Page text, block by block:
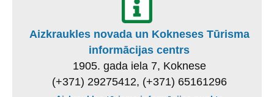
Aizkraukles novada un Kokneses Tūrisma
informācijas centrs
1905. gada iela 7, Koknese
(+371) 29275412, (+371) 65161296